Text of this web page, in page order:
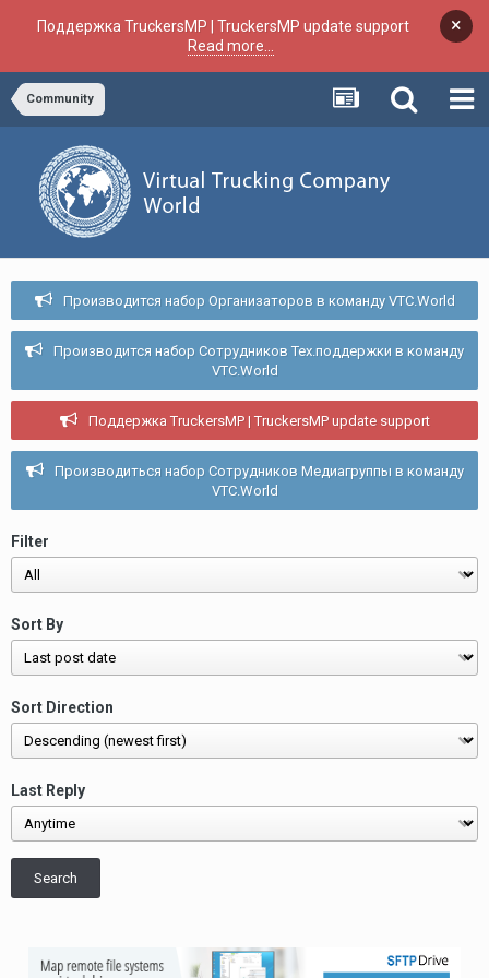
Поддержка TruckersMP | TruckersMP update support
Read more...
×
Community
Производится набор Организаторов в команду VTC.World
Производится набор Сотрудников Тех.поддержки в команду
VTC.World
Поддержка TruckersMP | TruckersMP update support
Производиться набор Сотрудников Медиагруппы в команду
VTC.World
Filter
Sort By
Sort Direction
Last Reply
Search